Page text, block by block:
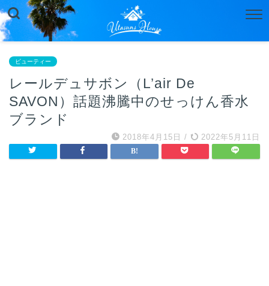
ビューティー
レールデュサボン（L’air De
SAVON）話題沸騰中のせっけん香水
ブランド
2018年4月15日 / 2022年5月11日